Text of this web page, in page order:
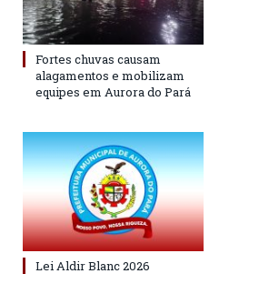
Fortes chuvas causam
alagamentos e mobilizam
equipes em Aurora do Pará
Lei Aldir Blanc 2026